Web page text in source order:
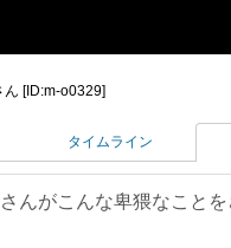
ん [ID:m-o0329]
タイムライン
んがこんな卑猥なこと